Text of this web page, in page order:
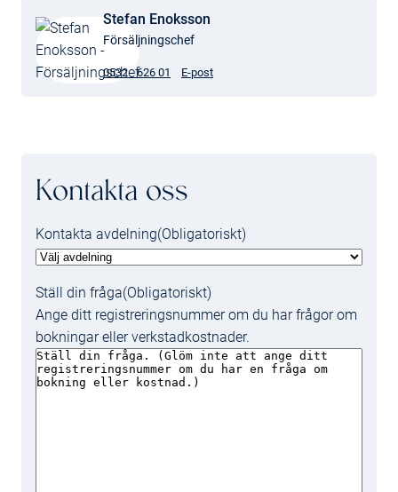
Kontakta oss
Kontakta avdelning(Obligatoriskt)
Ställ din fråga(Obligatoriskt)
Ange ditt registreringsnummer om du har frågor om
bokningar eller verkstadkostnader.
Stefan Enoksson
Försäljningschef
0532 - 626 01 E-post